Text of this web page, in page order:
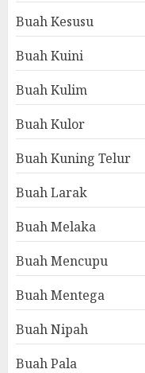
Buah Kesusu
Buah Kuini
Buah Kulim
Buah Kulor
Buah Kuning Telur
Buah Larak
Buah Melaka
Buah Mencupu
Buah Mentega
Buah Nipah
Buah Pala